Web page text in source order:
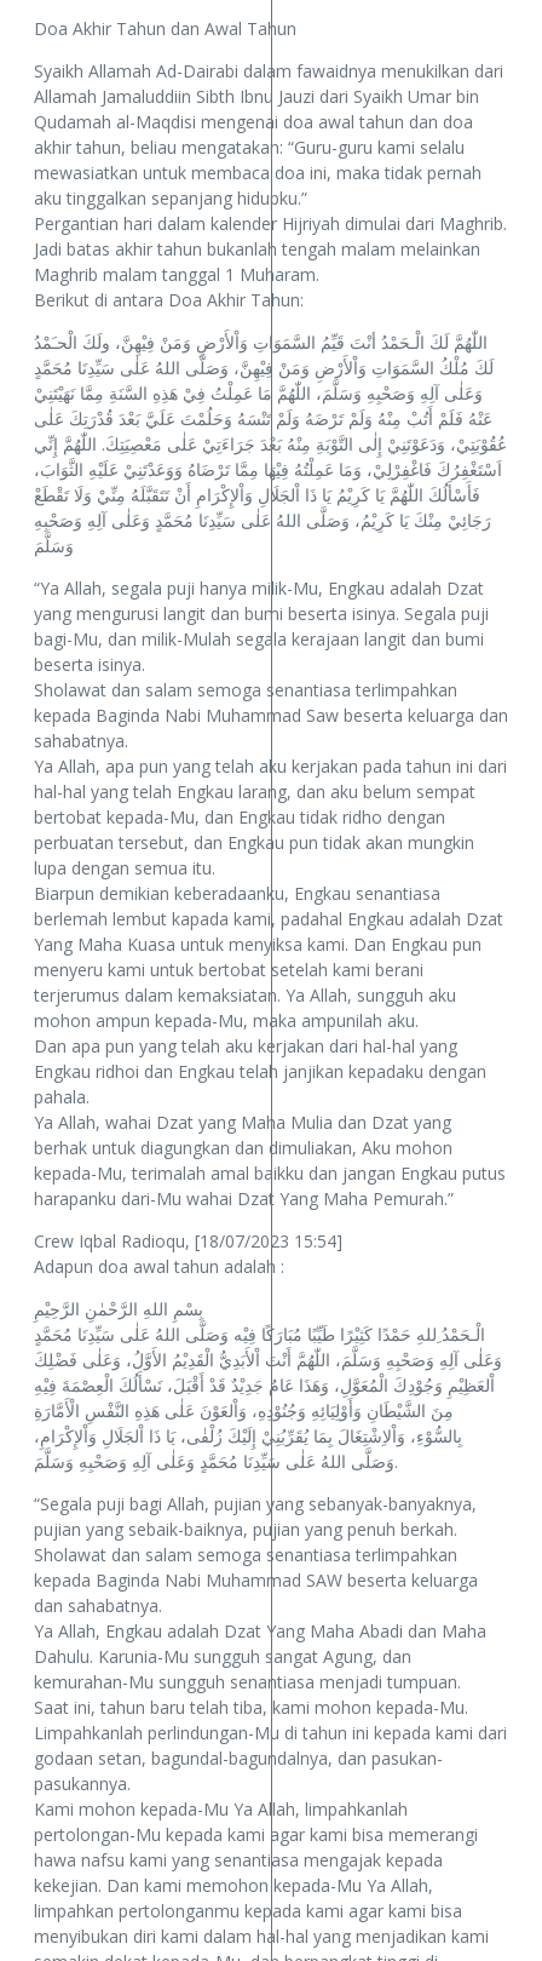
Doa Akhir Tahun dan Awal Tahun
Syaikh Allamah Ad-Dairabi dalam fawaidnya menukilkan dari
Allamah Jamaluddiin Sibth Ibnu Jauzi dari Syaikh Umar bin
Qudamah al-Maqdisi mengenai doa awal tahun dan doa
akhir tahun, beliau mengatakan: “Guru-guru kami selalu
mewasiatkan untuk membaca doa ini, maka tidak pernah
aku tinggalkan sepanjang hidupku.”
Pergantian hari dalam kalender Hijriyah dimulai dari Maghrib.
Jadi batas akhir tahun bukanlah tengah malam melainkan
Maghrib malam tanggal 1 Muharam.
Berikut di antara Doa Akhir Tahun:
اللّٰهُمَّ لَكَ الْـحَمْدُ أنْتَ قَيِّمُ السَّمَوَاتِ وَاْلأَرْضِ وَمَنْ فِيْهِنَّ، ولَكَ الْحـَمْدُ
لَكَ مُلْكُ السَّمَوَاتِ وَاْلأَرْضِ وَمَنْ فِيْهِنَّ، وَصَلَّى اللهُ عَلٰى سَيِّدِنَا مُحَمَّدٍ
وَعَلٰى آلِهِ وَصَحْبِهِ وَسَلَّمَ، اللّٰهُمَّ مَا عَمِلْتُ فِيْ هَذِهِ السَّنَةِ مِمَّا نَهَيْتَنِيْ
عَنْهُ فَلَمْ أَتُبْ مِنْهُ وَلَمْ تَرْضَهُ وَلَمْ تَنْسَهُ وَحَلُمْتَ عَلَيَّ بَعْدَ قُدْرَتِكَ عَلٰى
عُقُوْبَتِيْ، وَدَعَوْتَنِيْ إِلٰى التَّوْبَةِ مِنْهُ بَعْدَ جَرَاءَتِيْ عَلٰى مَعْصِيَتِكَ. اللّٰهُمَّ إِنِّي
اَسْتَغْفِرُكَ فَاغْفِرْلِيْ، وَمَا عَمِلْتُهُ فِيْهَا مِمَّا تَرْضَاهُ وَوَعَدْتَنِيْ عَلَيْهِ الثَّوَابَ،
فَأَسْأَلُكَ اللّٰهُمَّ يَا كَرِيْمُ يَا ذَا اْلجَلَالِ وَاْلإِكْرَامِ أَنْ تَتَقَبَّلَهُ مِنِّيْ وَلَا تَقْطَعْ
رَجَائِيْ مِنْكَ يَا كَرِيْمُ، وَصَلَّى اللهُ عَلٰى سَيِّدِنَا مُحَمَّدٍ وَعَلٰى آلِهِ وَصَحْبِهِ
وَسَلَّمَ
“Ya Allah, segala puji hanya milik-Mu, Engkau adalah Dzat
yang mengurusi langit dan bumi beserta isinya. Segala puji
bagi-Mu, dan milik-Mulah segala kerajaan langit dan bumi
beserta isinya.
Sholawat dan salam semoga senantiasa terlimpahkan
kepada Baginda Nabi Muhammad Saw beserta keluarga dan
sahabatnya.
Ya Allah, apa pun yang telah aku kerjakan pada tahun ini dari
hal-hal yang telah Engkau larang, dan aku belum sempat
bertobat kepada-Mu, dan Engkau tidak ridho dengan
perbuatan tersebut, dan Engkau pun tidak akan mungkin
lupa dengan semua itu.
Biarpun demikian keberadaanku, Engkau senantiasa
berlemah lembut kapada kami, padahal Engkau adalah Dzat
Yang Maha Kuasa untuk menyiksa kami. Dan Engkau pun
menyeru kami untuk bertobat setelah kami berani
terjerumus dalam kemaksiatan. Ya Allah, sungguh aku
mohon ampun kepada-Mu, maka ampunilah aku.
Dan apa pun yang telah aku kerjakan dari hal-hal yang
Engkau ridhoi dan Engkau telah janjikan kepadaku dengan
pahala.
Ya Allah, wahai Dzat yang Maha Mulia dan Dzat yang
berhak untuk diagungkan dan dimuliakan, Aku mohon
kepada-Mu, terimalah amal baikku dan jangan Engkau putus
harapanku dari-Mu wahai Dzat Yang Maha Pemurah.”
Crew Iqbal Radioqu, [18/07/2023 15:54]
Adapun doa awal tahun adalah :
بِسْمِ اللهِ الرَّحْمٰنِ الرَّحِيْمِ
الْـحَمْدُ ِللهِ حَمْدًا كَثِيْرًا طَيِّبًا مُبَارَكًا فِيْه وَصَلَّى اللهُ عَلٰى سَيِّدِنَا مُحَمَّدٍ
وَعَلٰى آلِهِ وَصَحْبِهِ وَسَلَّمَ، اللّٰهُمَّ أَنْتَ اْلأَبَدِيُّ الْقَدِيْمُ الأَوَّلُ، وَعَلٰى فَضْلِكَ
اْلعَظِيْمِ وَجُوْدِكَ الْمُعَوَّلِ، وَهَذَا عَامٌ جَدِيْدٌ قَدْ أَقْبَلَ، نَسْأَلُكَ الْعِصْمَةَ فِيْهِ
مِنَ الشَّيْطَانِ وَأَوْلِيَائِهِ وَجُنُوْدِهِ، وَاْلعَوْنَ عَلٰى هَذِهِ النَّفْسِ الْأَمَّارَةِ
بِالسُّوْءِ، وَاْلاِشْتِغَالَ بِمَا يُقَرِّبُنِيْ إِلَيْكَ زُلْفٰى، يَا ذَا اْلجَلَالِ وَاْلإِكْرَامِ،
وَصَلَّى اللهُ عَلٰى سَيِّدِنَا مُحَمَّدٍ وَعَلٰى آلِهِ وَصَحْبِهِ وَسَلَّمَ.
“Segala puji bagi Allah, pujian yang sebanyak-banyaknya,
pujian yang sebaik-baiknya, pujian yang penuh berkah.
Sholawat dan salam semoga senantiasa terlimpahkan
kepada Baginda Nabi Muhammad SAW beserta keluarga
dan sahabatnya.
Ya Allah, Engkau adalah Dzat Yang Maha Abadi dan Maha
Dahulu. Karunia-Mu sungguh sangat Agung, dan
kemurahan-Mu sungguh senantiasa menjadi tumpuan.
Saat ini, tahun baru telah tiba, kami mohon kepada-Mu.
Limpahkanlah perlindungan-Mu di tahun ini kepada kami dari
godaan setan, bagundal-bagundalnya, dan pasukan-
pasukannya.
Kami mohon kepada-Mu Ya Allah, limpahkanlah
pertolongan-Mu kepada kami agar kami bisa memerangi
hawa nafsu kami yang senantiasa mengajak kepada
kekejian. Dan kami memohon kepada-Mu Ya Allah,
limpahkan pertolonganmu kepada kami agar kami bisa
menyibukan diri kami dalam hal-hal yang menjadikan kami